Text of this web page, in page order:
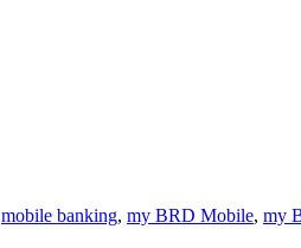
mobile banking, my BRD Mobile, my